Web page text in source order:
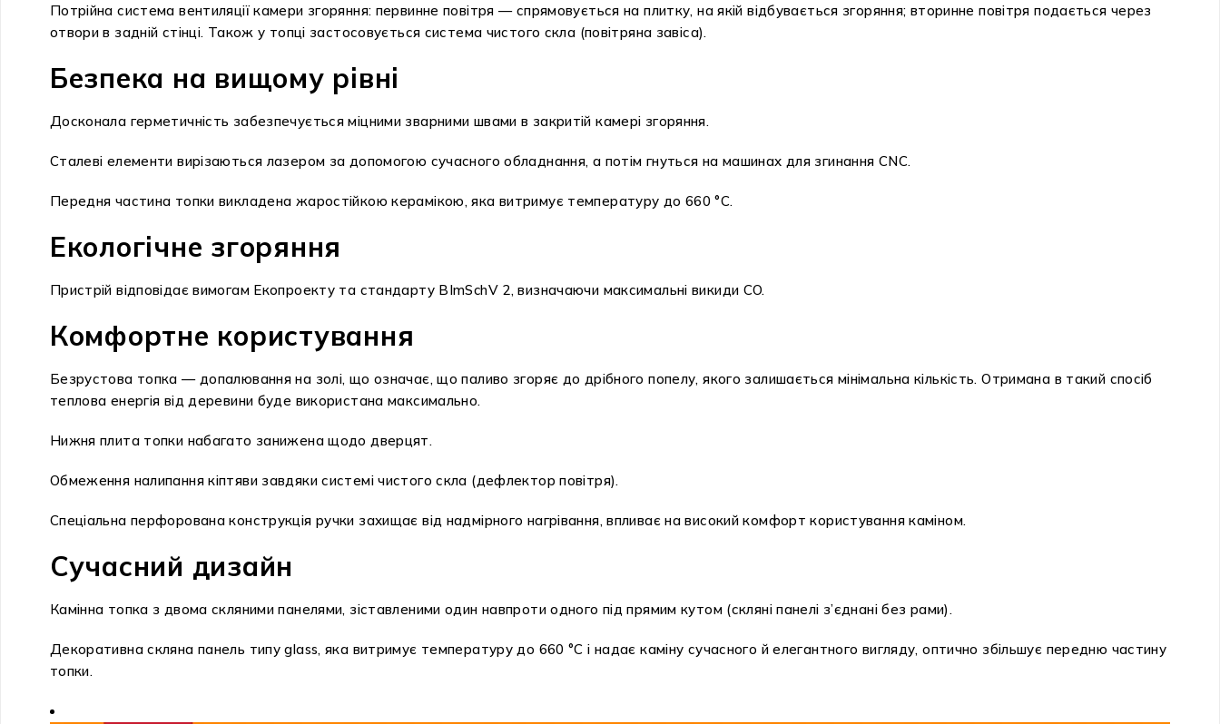
Потрійна система вентиляції камери згоряння: первинне повітря — спрямовується на плитку, на якій відбувається згоряння; вторинне повітря подається через
отвори в задній стінці. Також у топці застосовується система чистого скла (повітряна завіса).
Безпека на вищому рівні
Досконала герметичність забезпечується міцними зварними швами в закритій камері згоряння.
Сталеві елементи вирізаються лазером за допомогою сучасного обладнання, а потім гнуться на машинах для згинання CNC.
Передня частина топки викладена жаростійкою керамікою, яка витримує температуру до 660 °C.
Екологічне згоряння
Пристрій відповідає вимогам Екопроекту та стандарту BImSchV 2, визначаючи максимальні викиди CO.
Комфортне користування
Безрустова топка — допалювання на золі, що означає, що паливо згоряє до дрібного попелу, якого залишається мінімальна кількість. Отримана в такий спосіб
теплова енергія від деревини буде використана максимально.
Нижня плита топки набагато занижена щодо дверцят.
Обмеження налипання кіптяви завдяки системі чистого скла (дефлектор повітря).
Спеціальна перфорована конструкція ручки захищає від надмірного нагрівання, впливає на високий комфорт користування каміном.
Сучасний дизайн
Камінна топка з двома скляними панелями, зіставленими один навпроти одного під прямим кутом (скляні панелі з’єднані без рами).
Декоративна скляна панель типу glass, яка витримує температуру до 660 °C і надає каміну сучасного й елегантного вигляду, оптично збільшує передню частину
топки.